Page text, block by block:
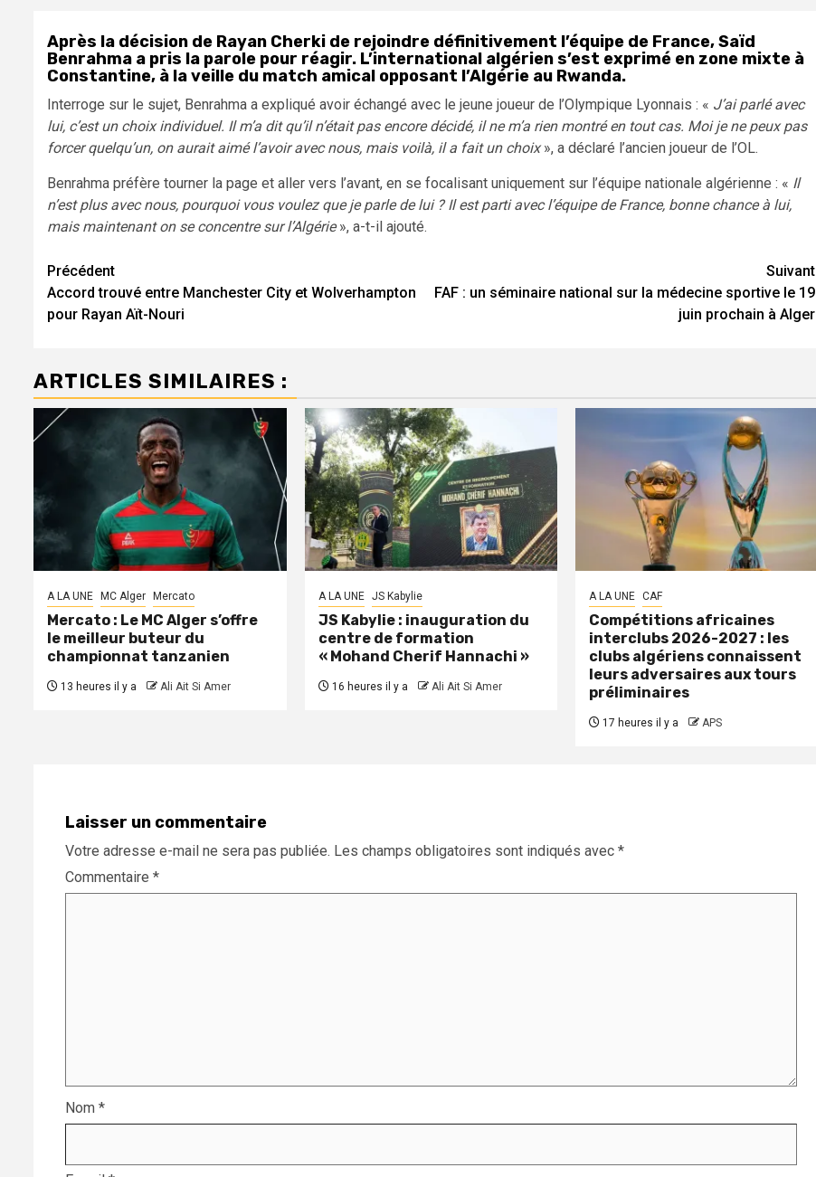
Après la décision de Rayan Cherki de rejoindre définitivement l’équipe de France, Saïd
Benrahma a pris la parole pour réagir. L’international algérien s’est exprimé en zone mixte à
Constantine, à la veille du match amical opposant l’Algérie au Rwanda.
Interroge sur le sujet, Benrahma a expliqué avoir échangé avec le jeune joueur de l’Olympique Lyonnais : « J’ai parlé avec
lui, c’est un choix individuel. Il m’a dit qu’il n’était pas encore décidé, il ne m’a rien montré en tout cas. Moi je ne peux pas
forcer quelqu’un, on aurait aimé l’avoir avec nous, mais voilà, il a fait un choix», a déclaré l’ancien joueur de l’OL.
Benrahma préfère tourner la page et aller vers l’avant, en se focalisant uniquement sur l’équipe nationale algérienne : « Il
n’est plus avec nous, pourquoi vous voulez que je parle de lui ? Il est parti avec l’équipe de France, bonne chance à lui,
mais maintenant on se concentre sur l’Algérie», a-t-il ajouté.
Navigation
d’article
Précédent
Accord trouvé entre Manchester City et Wolverhampton
pour Rayan Aït-Nouri
Suivant
FAF : un séminaire national sur la médecine sportive le 19
juin prochain à Alger
ARTICLES SIMILAIRES :
A LA UNE MC Alger Mercato
Mercato : Le MC Alger s’offre
le meilleur buteur du
championnat tanzanien
13 heures il y a Ali Ait Si Amer
A LA UNE JS Kabylie
JS Kabylie : inauguration du
centre de formation
« Mohand Cherif Hannachi »
16 heures il y a Ali Ait Si Amer
A LA UNE CAF
Compétitions africaines
interclubs 2026-2027 : les
clubs algériens connaissent
leurs adversaires aux tours
préliminaires
17 heures il y a APS
Laisser un commentaire
Votre adresse e-mail ne sera pas publiée. Les champs obligatoires sont indiqués avec *
Commentaire *
Nom *